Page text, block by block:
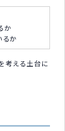
か
るか
考える土台に